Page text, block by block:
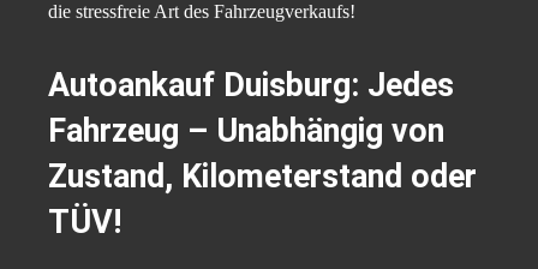
die stressfreie Art des Fahrzeugverkaufs!
Autoankauf Duisburg: Jedes
Fahrzeug – Unabhängig von
Zustand, Kilometerstand oder
TÜV!